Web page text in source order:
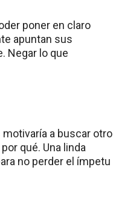
poner en claro
apuntan sus
Negar lo que
motivaría a buscar otro
qué. Una linda
no perder el ímpetu